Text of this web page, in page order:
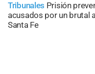
Tribunales Prisión
acusados por un brutal
Santa Fe